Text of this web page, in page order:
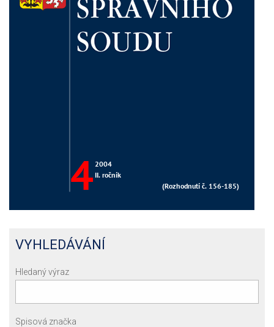
VYHLEDÁVÁNÍ
Hledaný výraz
Spisová značka